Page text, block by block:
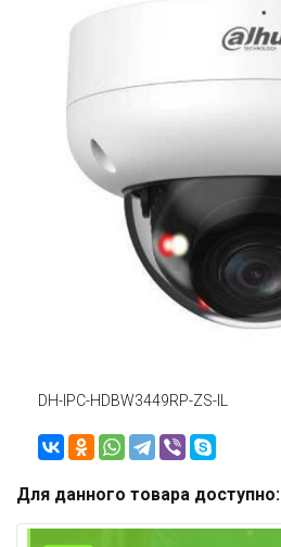
DH-IPC-HDBW3449RP-ZS-IL
Для данного товара доступно: